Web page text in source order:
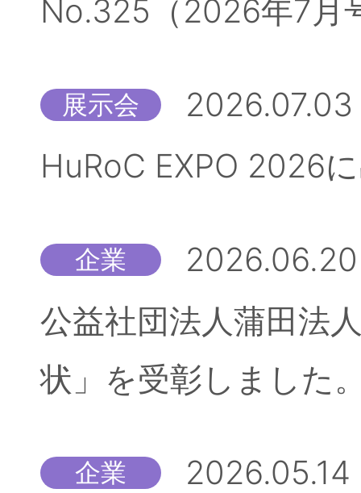
No.325（2026年7月
展示会
2026.07.03
HuRoC EXPO 2026
企業
2026.06.20
公益社団法人蒲田法
状」を受彰しました
企業
2026.05.14